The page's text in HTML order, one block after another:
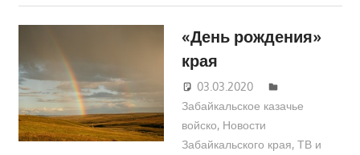
«День рождения»
края
03.03.2020
Аникина
Забайкальское казачье
войско, Новости
Забайкальского края,ТВ и